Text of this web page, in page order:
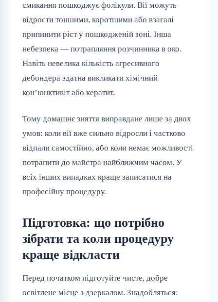
смикання пошкоджує фолікули. Вії можуть
відрости тоншими, коротшими або взагалі
припинити ріст у пошкодженій зоні. Інша
небезпека — потрапляння розчинника в око.
Навіть невелика кількість агресивного
дебондера здатна викликати хімічний
кон’юнктивіт або кератит.
Тому домашнє зняття виправдане лише за двох
умов: коли вії вже сильно відросли і частково
відпали самостійно, або коли немає можливості
потрапити до майстра найближчим часом. У
всіх інших випадках краще записатися на
професійну процедуру.
Підготовка: що потрібно
зібрати та коли процедуру
краще відкласти
Перед початком підготуйте чисте, добре
освітлене місце з дзеркалом. Знадобляться: